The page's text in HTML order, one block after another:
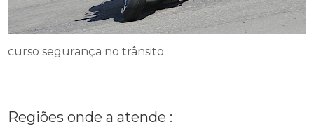
curso segurança no trânsito
Regiões onde a atende :